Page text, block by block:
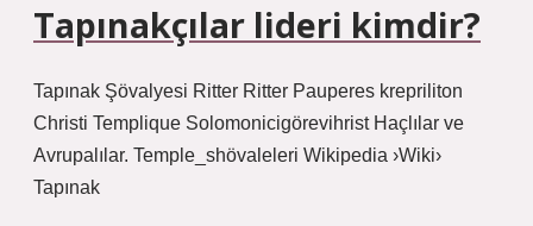
Tapınakçılar lideri kimdir?
Tapınak Şövalyesi Ritter Ritter Pauperes krepriliton
Christi Templique Solomonicigörevihrist Haçlılar ve
Avrupalılar. Temple_shövaleleri Wikipedia ›Wiki›
Tapınak